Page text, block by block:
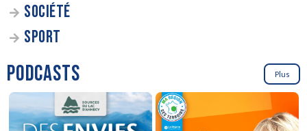
SOCIÉTÉ
SPORT
PODCASTS Plus